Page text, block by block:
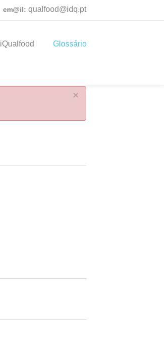
em@il: qualfood@idq.pt
iQualfood Glossário
×